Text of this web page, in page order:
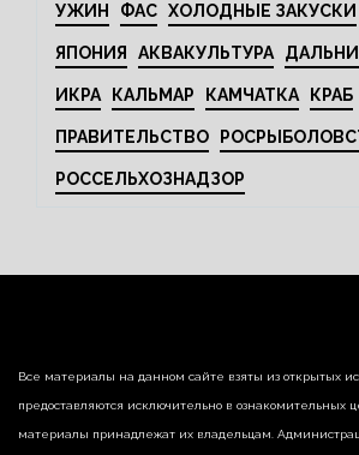
УЖИН ФАС ХОЛОДНЫЕ ЗАКУСКИ
ЯПОНИЯ АКВАКУЛЬТУРА
ИКРА КАЛЬМАР КАМЧАТКА КРАБ
ПРАВИТЕЛЬСТВО
РОССЕЛЬХОЗНАДЗОР
Все материалы на данном сайте взяты из открытых
предоставляются исключительно в ознакомительных
материалы принадлежат их владельцам.